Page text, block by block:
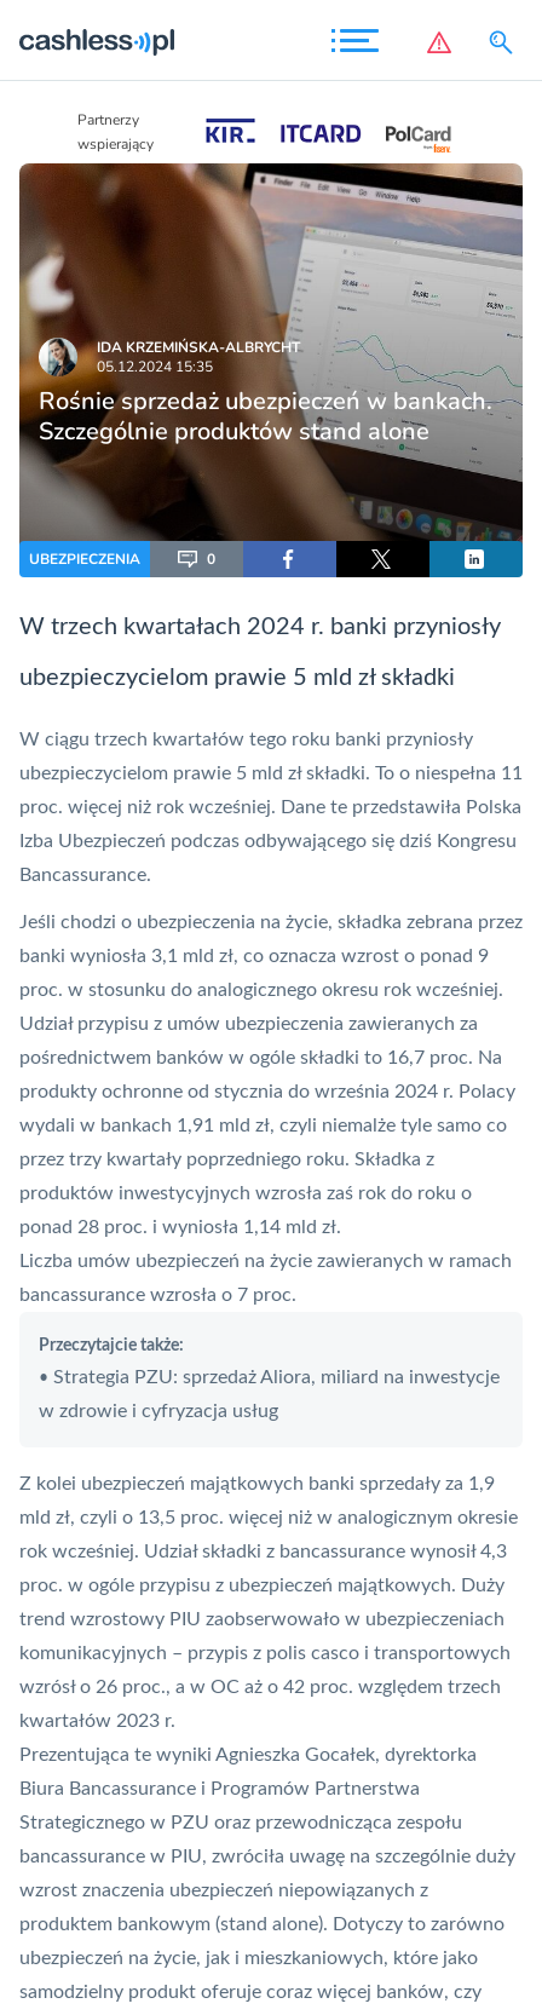
Partnerzy
wspierający
IDA KRZEMIŃSKA-ALBRYCHT
05.12.2024 15:35
Rośnie sprzedaż ubezpieczeń w bankach.
Szczególnie produktów stand alone
UBEZPIECZENIA 0
W trzech kwartałach 2024 r. banki przyniosły
ubezpieczycielom prawie 5 mld zł składki
W ciągu trzech kwartałów tego roku banki przyniosły
ubezpieczycielom prawie 5 mld zł składki. To o niespełna 11
proc. więcej niż rok wcześniej. Dane te przedstawiła Polska
Izba Ubezpieczeń podczas odbywającego się dziś Kongresu
Bancassurance.
Jeśli chodzi o ubezpieczenia na życie, składka zebrana przez
banki wyniosła 3,1 mld zł, co oznacza wzrost o ponad 9
proc. w stosunku do analogicznego okresu rok wcześniej.
Udział przypisu z umów ubezpieczenia zawieranych za
pośrednictwem banków w ogóle składki to 16,7 proc. Na
produkty ochronne od stycznia do września 2024 r. Polacy
wydali w bankach 1,91 mld zł, czyli niemalże tyle samo co
przez trzy kwartały poprzedniego roku. Składka z
produktów inwestycyjnych wzrosła zaś rok do roku o
ponad 28 proc. i wyniosła 1,14 mld zł.
Liczba umów ubezpieczeń na życie zawieranych w ramach
bancassurance wzrosła o 7 proc.
Przeczytajcie także:
• Strategia PZU: sprzedaż Aliora, miliard na inwestycje
w zdrowie i cyfryzacja usług
Z kolei ubezpieczeń majątkowych banki sprzedały za 1,9
mld zł, czyli o 13,5 proc. więcej niż w analogicznym okresie
rok wcześniej. Udział składki z bancassurance wynosił 4,3
proc. w ogóle przypisu z ubezpieczeń majątkowych. Duży
trend wzrostowy PIU zaobserwowało w ubezpieczeniach
komunikacyjnych – przypis z polis casco i transportowych
wzrósł o 26 proc., a w OC aż o 42 proc. względem trzech
kwartałów 2023 r.
Prezentująca te wyniki Agnieszka Gocałek, dyrektorka
Biura Bancassurance i Programów Partnerstwa
Strategicznego w PZU oraz przewodnicząca zespołu
bancassurance w PIU, zwróciła uwagę na szczególnie duży
wzrost znaczenia ubezpieczeń niepowiązanych z
produktem bankowym (stand alone). Dotyczy to zarówno
ubezpieczeń na życie, jak i mieszkaniowych, które jako
samodzielny produkt oferuje coraz więcej banków, czy